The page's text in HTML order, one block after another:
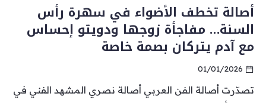
أصالة تخطف الأضواء في سهرة رأس
السنة… مفاجأة زوجها ودويتو إحساس
مع آدم يتركان بصمة خاصة
01/01/2026
تصدّرت أصالة الفن العربي أصالة نصري المشهد الفني في